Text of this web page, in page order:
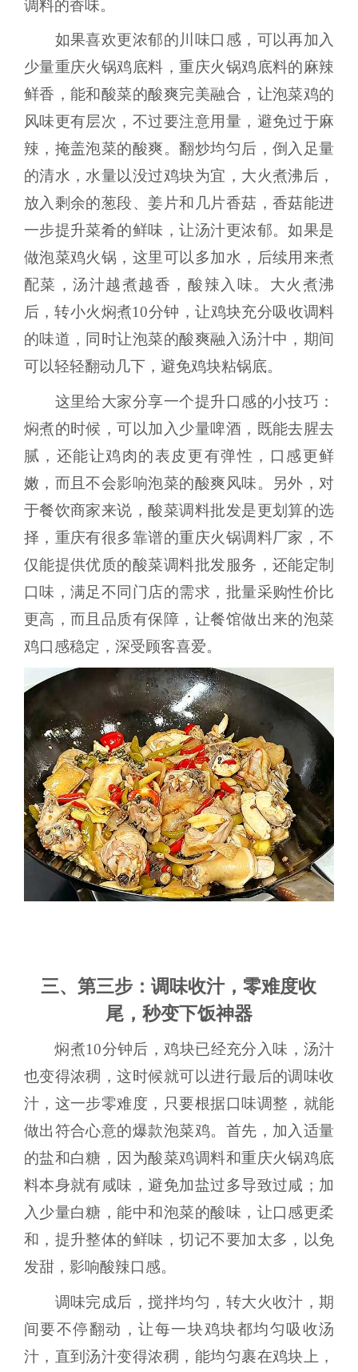
调料的香味。
如果喜欢更浓郁的川味口感，可以再加入
少量重庆火锅鸡底料，重庆火锅鸡底料的麻辣
鲜香，能和酸菜的酸爽完美融合，让泡菜鸡的
风味更有层次，不过要注意用量，避免过于麻
辣，掩盖泡菜的酸爽。翻炒均匀后，倒入足量
的清水，水量以没过鸡块为宜，大火煮沸后，
放入剩余的葱段、姜片和几片香菇，香菇能进
一步提升菜肴的鲜味，让汤汁更浓郁。如果是
做泡菜鸡火锅，这里可以多加水，后续用来煮
配菜，汤汁越煮越香，酸辣入味。大火煮沸
后，转小火焖煮10分钟，让鸡块充分吸收调料
的味道，同时让泡菜的酸爽融入汤汁中，期间
可以轻轻翻动几下，避免鸡块粘锅底。
这里给大家分享一个提升口感的小技巧：
焖煮的时候，可以加入少量啤酒，既能去腥去
腻，还能让鸡肉的表皮更有弹性，口感更鲜
嫩，而且不会影响泡菜的酸爽风味。另外，对
于餐饮商家来说，酸菜调料批发是更划算的选
择，重庆有很多靠谱的重庆火锅调料厂家，不
仅能提供优质的酸菜调料批发服务，还能定制
口味，满足不同门店的需求，批量采购性价比
更高，而且品质有保障，让餐馆做出来的泡菜
鸡口感稳定，深受顾客喜爱。
三、第三步：调味收汁，零难度收
尾，秒变下饭神器
焖煮10分钟后，鸡块已经充分入味，汤汁
也变得浓稠，这时候就可以进行最后的调味收
汁，这一步零难度，只要根据口味调整，就能
做出符合心意的爆款泡菜鸡。首先，加入适量
的盐和白糖，因为酸菜鸡调料和重庆火锅鸡底
料本身就有咸味，避免加盐过多导致过咸；加
入少量白糖，能中和泡菜的酸味，让口感更柔
和，提升整体的鲜味，切记不要加太多，以免
发甜，影响酸辣口感。
调味完成后，搅拌均匀，转大火收汁，期
间要不停翻动，让每一块鸡块都均匀吸收汤
汁，直到汤汁变得浓稠，能均匀裹在鸡块上，